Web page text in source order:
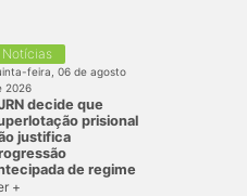
Notícias
feira, 06 de agosto
2026
decide que
prisional
justifica
de regime
+